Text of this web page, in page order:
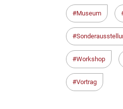
Museum
Workshop
Vortrag